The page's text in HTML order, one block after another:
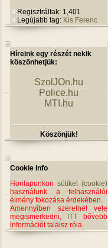
Regisztráltak: 1,401
Legújabb tag: Kis Ferenc
Híreink egy részét nekik
köszönhetjük:
SzolJOn.hu
Police.hu
MTI.hu
Köszönjük!
Cookie Info
Honlapunkon sütiket (cookie)
használunk a felhasználói
élmény fokozása érdekében.
Amennyiben szeretnél vele
megismerkedni,
ITT bővebb
információt találsz róla.